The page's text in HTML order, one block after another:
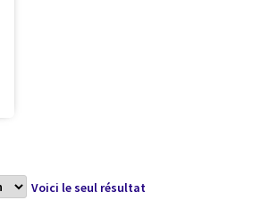
Voici le seul résultat